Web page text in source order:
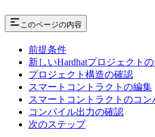
このページの内容
前提条件
新しいHardhatプロジェクト
プロジェクト構造の確認
スマートコントラクトの編集
スマートコントラクトのコン
コンパイル出力の確認
次のステップ